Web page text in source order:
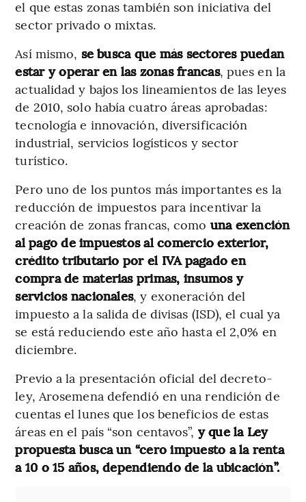
el que estas zonas también son iniciativa del
sector privado o mixtas.
Así mismo, se busca que más sectores puedan
estar y operar en las zonas francas, pues en la
actualidad y bajos los lineamientos de las leyes
de 2010, solo había cuatro áreas aprobadas:
tecnología e innovación, diversificación
industrial, servicios logísticos y sector
turístico.
Pero uno de los puntos más importantes es la
reducción de impuestos para incentivar la
creación de zonas francas, como una exención
al pago de impuestos al comercio exterior,
crédito tributario por el IVA pagado en
compra de materias primas, insumos y
servicios nacionales, y exoneración del
impuesto a la salida de divisas (ISD), el cual ya
se está reduciendo este año hasta el 2,0% en
diciembre.
Previo a la presentación oficial del decreto-
ley, Arosemena defendió en una rendición de
cuentas el lunes que los beneficios de estas
áreas en el país “son centavos”, y que la Ley
propuesta busca un “cero impuesto a la renta
a 10 o 15 años, dependiendo de la ubicación”.